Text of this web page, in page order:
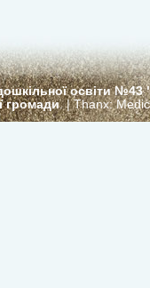
освіти
громади. | Thanx: